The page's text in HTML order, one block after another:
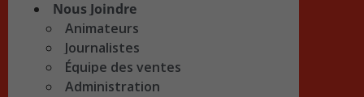
Nous Joindre
Animateurs
Journalistes
Équipe des ventes
Administration